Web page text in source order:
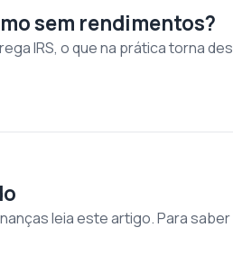
sem rendimentos?
IRS, o que na prática torna
leia este artigo. Para